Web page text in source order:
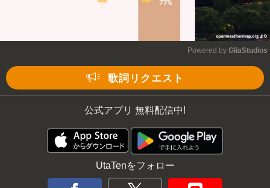
Powered by GliaStudios
歌詞リクエスト
公式アプリ 無料配信中!
UtaTenをフォロー